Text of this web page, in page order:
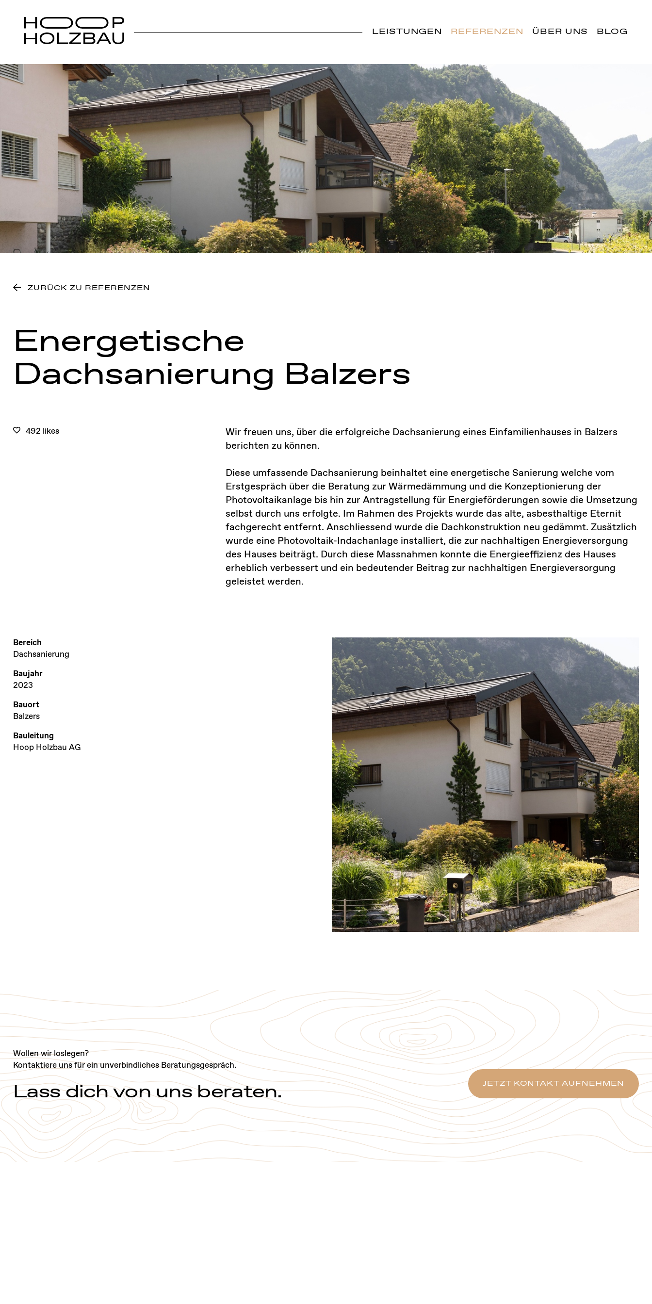
LEISTUNGEN REFERENZEN ÜBER UNS BLOG
ZURÜCK ZU REFERENZEN
Energetische
Dachsanierung Balzers
492 likes
Wir freuen uns, über die erfolgreiche Dachsanierung eines Einfamilienhauses in Balzers
berichten zu können.
Diese umfassende Dachsanierung beinhaltet eine energetische Sanierung welche vom
Erstgespräch über die Beratung zur Wärmedämmung und die Konzeptionierung der
Photovoltaikanlage bis hin zur Antragstellung für Energieförderungen sowie die Umsetzung
selbst durch uns erfolgte. Im Rahmen des Projekts wurde das alte, asbesthaltige Eternit
fachgerecht entfernt. Anschliessend wurde die Dachkonstruktion neu gedämmt. Zusätzlich
wurde eine Photovoltaik-Indachanlage installiert, die zur nachhaltigen Energieversorgung
des Hauses beiträgt. Durch diese Massnahmen konnte die Energieeffizienz des Hauses
erheblich verbessert und ein bedeutender Beitrag zur nachhaltigen Energieversorgung
geleistet werden.
Bereich
Dachsanierung
Baujahr
2023
Bauort
Balzers
Bauleitung
Hoop Holzbau AG
Wollen wir loslegen?
Kontaktiere uns für ein unverbindliches Beratungsgespräch.
Lass dich von uns beraten. JETZT KONTAKT AUFNEHMEN